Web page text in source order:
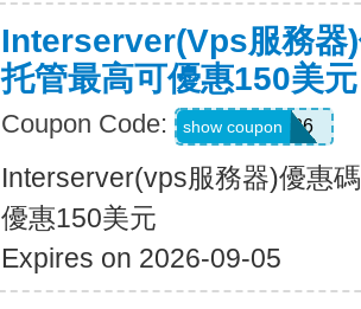
Interserver(vps服務器
托管最高可優惠150美元
Coupon Code: INRER2026
show coupon
Interserver(vps服務器)優惠
優惠150美元
Expires on 2026-09-05